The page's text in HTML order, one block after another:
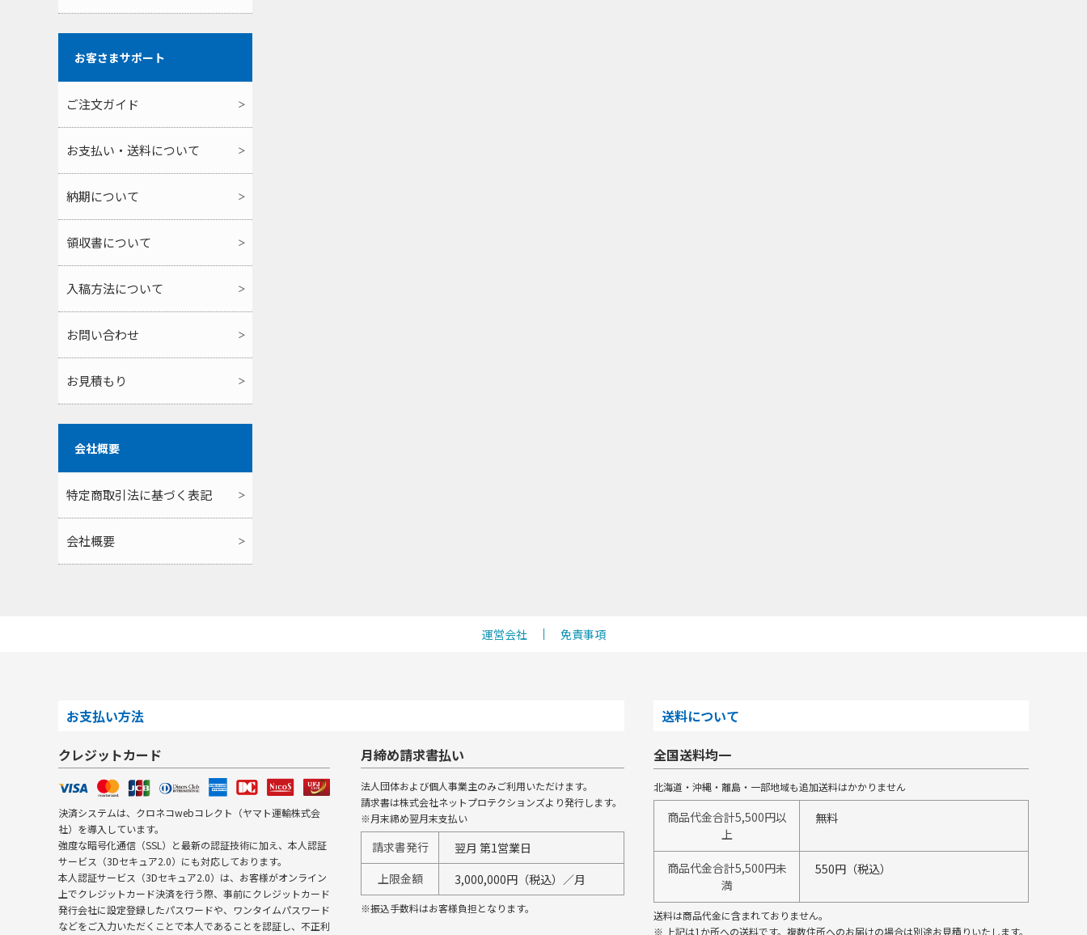
お客さまサポート
ご注文ガイド
お支払い・送料について
納期について
領収書について
入稿方法について
お問い合わせ
お見積もり
会社概要
特定商取引法に基づく表記
会社概要
運営会社 免責事項
お支払い方法
クレジットカード
決済システムは、クロネコwebコレクト（ヤマト運輸株式会
社）を導入しています。
強度な暗号化通信（SSL）と最新の認証技術に加え、本人認証
サービス（3Dセキュア2.0）にも対応しております。
本人認証サービス（3Dセキュア2.0）は、お客様がオンライン
上でクレジットカード決済を行う際、事前にクレジットカード
発行会社に設定登録したパスワードや、ワンタイムパスワード
などをご入力いただくことで本人であることを認証し、不正利
月締め請求書払い
法人団体および個人事業主のみご利用いただけます。
請求書は株式会社ネットプロテクションズより発行します。
※月末締め翌月末支払い
請求書発行
翌月 第1営業日
上限金額
3,000,000円（税込）／月
※振込手数料はお客様負担となります。
送料について
全国送料均一
北海道・沖縄・離島・一部地域も追加送料はかかりません
商品代金合計5,500円以
上
無料
商品代金合計5,500円未
満
550円（税込）
送料は商品代金に含まれておりません。
※ 上記は1か所への送料です。複数住所へのお届けの場合は別途お見積りいたします。